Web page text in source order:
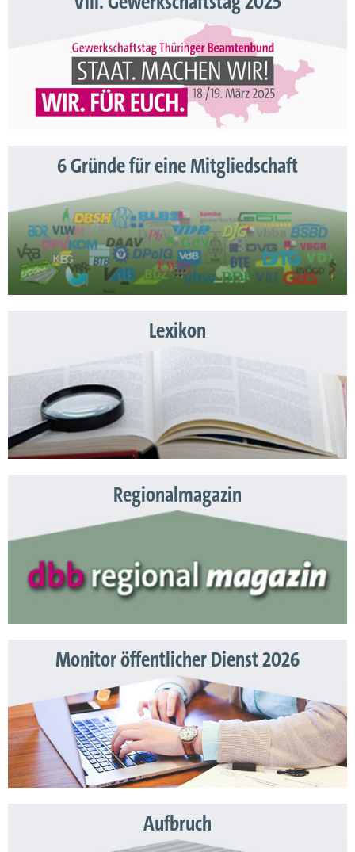
6 Gründe für eine Mitgliedschaft
Lexikon
Regionalmagazin
Monitor öffentlicher Dienst 2026
Aufbruch